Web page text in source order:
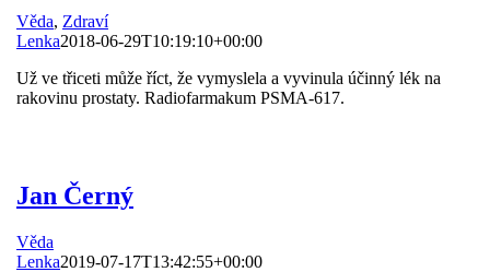
Věda, Zdraví
Lenka2018-06-29T10:19:10+00:00
Už ve třiceti může říct, že vymyslela a vyvinula účinný lék na
rakovinu prostaty. Radiofarmakum PSMA-617.
Jan Černý
Věda
Lenka2019-07-17T13:42:55+00:00